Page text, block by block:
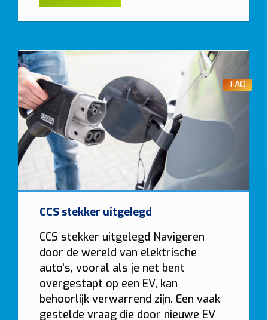
FAQ
CCS stekker uitgelegd
CCS stekker uitgelegd Navigeren
door de wereld van elektrische
auto's, vooral als je net bent
overgestapt op een EV, kan
behoorlijk verwarrend zijn. Een vaak
gestelde vraag die door nieuwe EV